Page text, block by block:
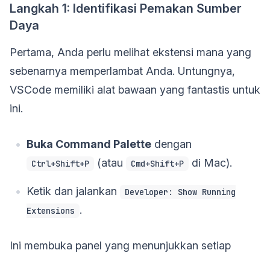
Langkah 1: Identifikasi Pemakan Sumber
Daya
Pertama, Anda perlu melihat ekstensi mana yang
sebenarnya memperlambat Anda. Untungnya,
VSCode memiliki alat bawaan yang fantastis untuk
ini.
Buka Command Palette dengan
Ctrl+Shift+P (atau Cmd+Shift+P di Mac).
Ketik dan jalankan
Developer: Show Running
Extensions .
Ini membuka panel yang menunjukkan setiap